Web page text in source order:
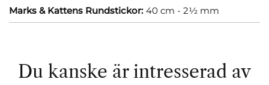
Marks & Kattens Rundstickor: 40 cm - 2½ mm
Du kanske är intresserad av